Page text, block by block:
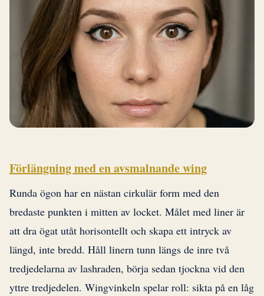
Förlängning med en avsmalnande wing
Runda ögon har en nästan cirkulär form med den
bredaste punkten i mitten av locket. Målet med liner är
att dra ögat utåt horisontellt och skapa ett intryck av
längd, inte bredd. Håll linern tunn längs de inre två
tredjedelarna av lashraden, börja sedan tjockna vid den
yttre tredjedelen. Wingvinkeln spelar roll: sikta på en låg